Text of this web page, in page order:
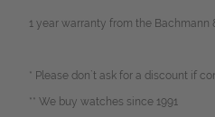
1 year warranty from the Bachmann
* Please don`t ask for a discount if
** We buy watches since 1991